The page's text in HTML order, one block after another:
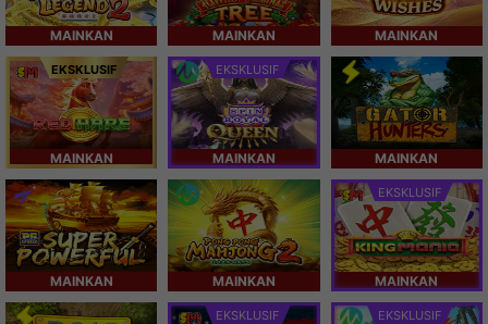
MAINKAN MAINKAN MAINKAN
EKSKLUSIF
MAINKAN
EKSKLUSIF
MAINKAN MAINKAN
MAINKAN MAINKAN
EKSKLUSIF
MAINKAN
EKSKLUSIF EKSKLUSIF